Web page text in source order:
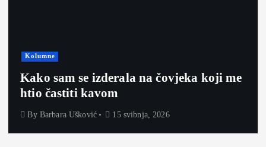
Kolumne
Kako sam se izderala na čovjeka koji me
htio častiti kavom
By Barbara Ušković 15 svibnja, 2026